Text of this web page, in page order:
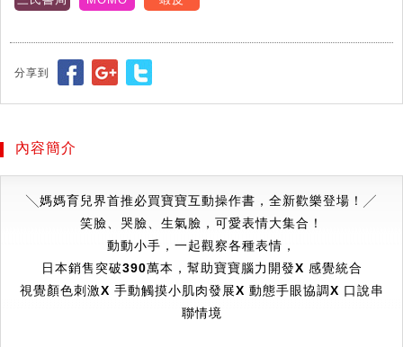
分享到
內容簡介
╲媽媽育兒界首推必買寶寶互動操作書，全新歡樂登場！ ╱
笑臉、哭臉、生氣臉，可愛表情大集合！
動動小手，一起觀察各種表情，
日本銷售突破390萬本，幫助寶寶腦力開發Χ 感覺統合
視覺顏色刺激Χ 手動觸摸小肌肉發展Χ 動態手眼協調Χ 口說串
聯情境